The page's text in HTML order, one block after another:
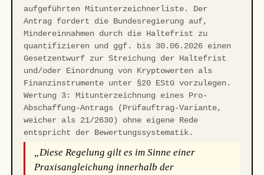
aufgeführten Mitunterzeichnerliste. Der
Antrag fordert die Bundesregierung auf,
Mindereinnahmen durch die Haltefrist zu
quantifizieren und ggf. bis 30.06.2026 einen
Gesetzentwurf zur Streichung der Haltefrist
und/oder Einordnung von Kryptowerten als
Finanzinstrumente unter §20 EStG vorzulegen.
Wertung 3: Mitunterzeichnung eines Pro-
Abschaffung-Antrags (Prüfauftrag-Variante,
weicher als 21/2630) ohne eigene Rede
entspricht der Bewertungssystematik.
„Diese Regelung gilt es im Sinne einer
Praxisangleichung innerhalb der